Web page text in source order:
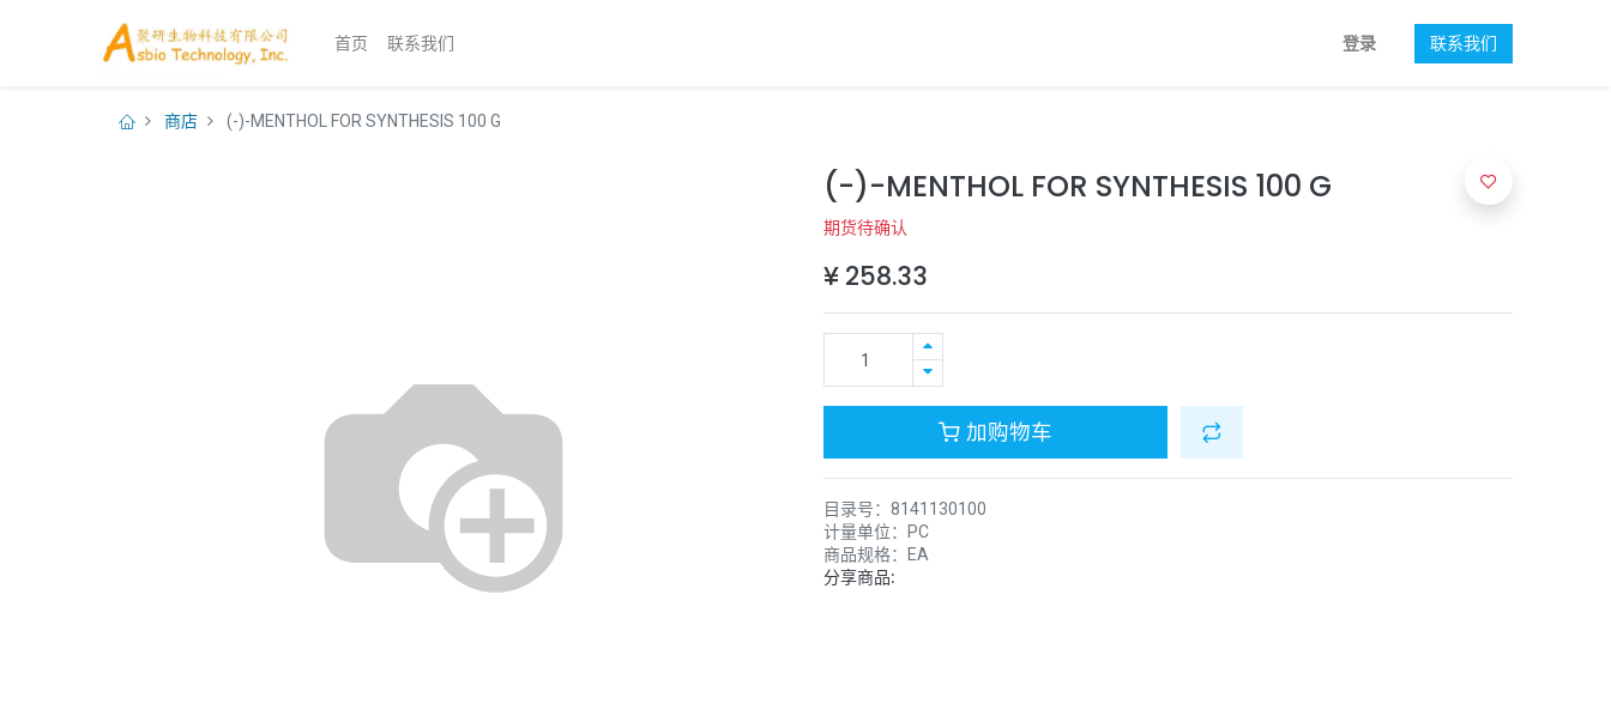
首页 联系我们 登录 联系我们
商店 (-)-MENTHOL FOR SYNTHESIS 100 G
(-)-MENTHOL FOR SYNTHESIS 100 G
期货待确认
¥ 258.33
加购物车
目录号： 8141130100
计量单位：
PC
商品规格：
EA
分享商品: